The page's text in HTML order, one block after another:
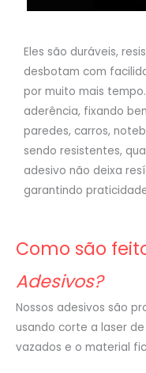
Eles são duráveis,
desbotam com
por muito mais
aderência, fixando
paredes, carros,
sendo resistentes,
adesivo não deixa
garantindo
Como são
Adesivos?
Nossos adesivos são
usando corte a laser
vazados e o material